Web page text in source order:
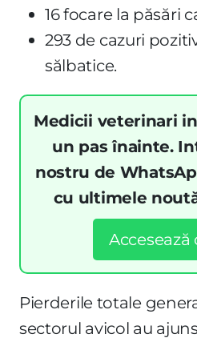
16 focare la păsări
293 de cazuri
sălbatice.
Medicii veterinari
un pas înainte.
nostru de
cu ultimele
Accesează
Pierderile totale
sectorul avicol au